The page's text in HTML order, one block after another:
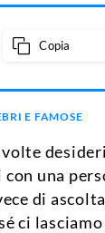
Copia
E FAMOSE
volte
una
di
ci